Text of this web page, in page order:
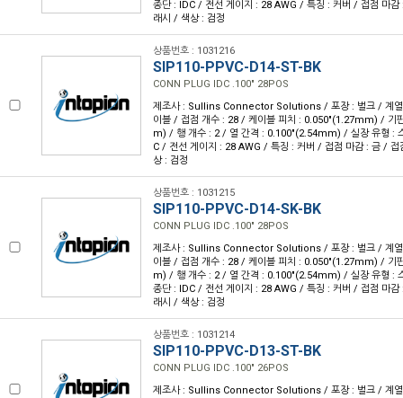
종단 : IDC / 전선 게이지 : 28 AWG / 특징 : 커버 / 접점 마감
래시 / 색상 : 검정
상품번호 : 1031216
SIP110-PPVC-D14-ST-BK
CONN PLUG IDC .100" 28POS
제조사 : Sullins Connector Solutions / 포장 : 벌크 / 계열
이블 / 접점 개수 : 28 / 케이블 피치 : 0.050"(1.27mm) / 기
m) / 행 개수 : 2 / 열 간격 : 0.100"(2.54mm) / 실장 유형 :
C / 전선 게이지 : 28 AWG / 특징 : 커버 / 접점 마감 : 금 / 접
상 : 검정
상품번호 : 1031215
SIP110-PPVC-D14-SK-BK
CONN PLUG IDC .100" 28POS
제조사 : Sullins Connector Solutions / 포장 : 벌크 / 계열
이블 / 접점 개수 : 28 / 케이블 피치 : 0.050"(1.27mm) / 기
m) / 행 개수 : 2 / 열 간격 : 0.100"(2.54mm) / 실장 유형 :
종단 : IDC / 전선 게이지 : 28 AWG / 특징 : 커버 / 접점 마감
래시 / 색상 : 검정
상품번호 : 1031214
SIP110-PPVC-D13-ST-BK
CONN PLUG IDC .100" 26POS
제조사 : Sullins Connector Solutions / 포장 : 벌크 / 계열